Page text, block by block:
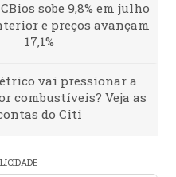
sobe 9,8% em julho
e preços avançam
17,1%
vai pressionar a
combustíveis? Veja as
do Citi